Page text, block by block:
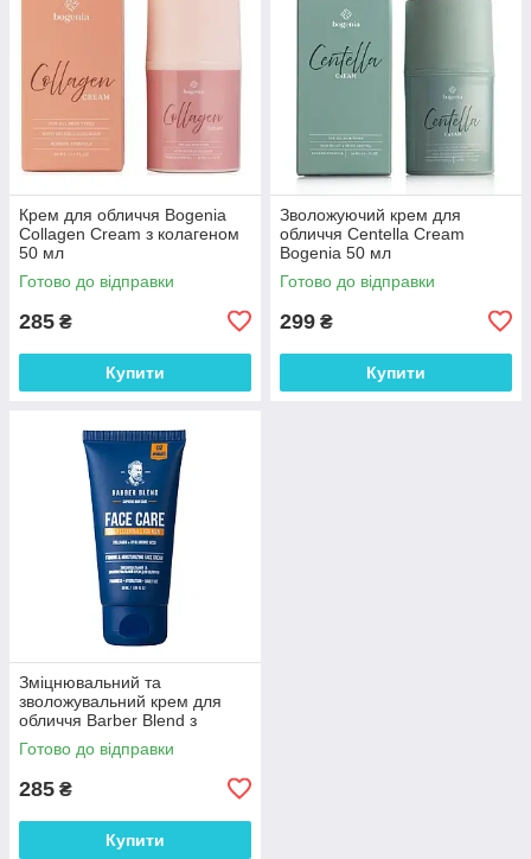
Крем для обличчя Bogenia
Collagen Cream з колагеном
50 мл
Готово до відправки
285 ₴
Купити
Зволожуючий крем для
обличчя Centella Cream
Bogenia 50 мл
Готово до відправки
299 ₴
Купити
Зміцнювальний та
зволожувальний крем для
обличчя Barber Blend з
колагеном і гіалуроновою
кислотою 50мл
Готово до відправки
285 ₴
Купити